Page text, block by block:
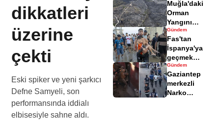
dikkatleri
üzerine
çekti
Eski spiker ve yeni şarkıcı
Defne Samyeli, son
performansında iddialı
elbisesiyle sahne aldı.
yaralandı
Muğla'daki
Orman
Yangını
Sonrası
Zarar Gören
Alanlar
Havadisinde
Gündem
Fas'tan
İspanya'ya
geçmek
isteyen
göçmenler
geri döndü
Gündem
Gaziantep
merkezli
Narko